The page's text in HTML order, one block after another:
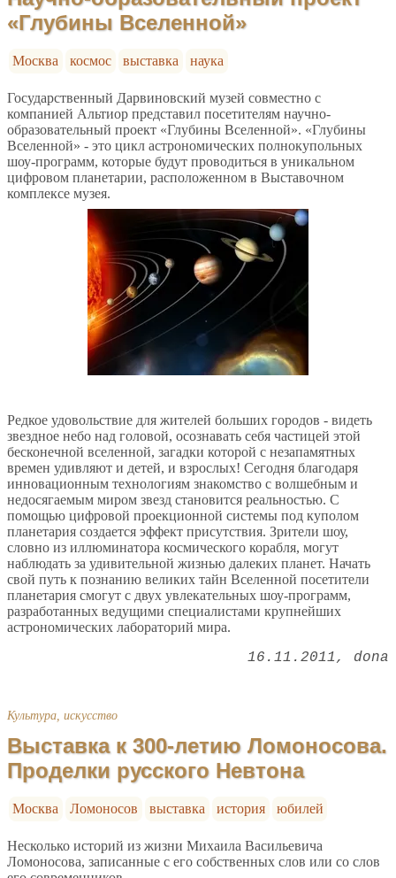
«Глубины Вселенной»
Москва космос выставка наука
Государственный Дарвиновский музей совместно с
компанией Альтиор представил посетителям научно-
образовательный проект «Глубины Вселенной». «Глубины
Вселенной» - это цикл астрономических полнокупольных
шоу-программ, которые будут проводиться в уникальном
цифровом планетарии, расположенном в Выставочном
комплексе музея.
Редкое удовольствие для жителей больших городов - видеть
звездное небо над головой, осознавать себя частицей этой
бесконечной вселенной, загадки которой с незапамятных
времен удивляют и детей, и взрослых! Сегодня благодаря
инновационным технологиям знакомство с волшебным и
недосягаемым миром звезд становится реальностью. С
помощью цифровой проекционной системы под куполом
планетария создается эффект присутствия. Зрители шоу,
словно из иллюминатора космического корабля, могут
наблюдать за удивительной жизнью далеких планет. Начать
свой путь к познанию великих тайн Вселенной посетители
планетария смогут с двух увлекательных шоу-программ,
разработанных ведущими специалистами крупнейших
астрономических лабораторий мира.
16.11.2011 dona
Культура, искусство
Выставка к 300-летию Ломоносова.
Проделки русского Невтона
Москва Ломоносов выставка история юбилей
Несколько историй из жизни Михаила Васильевича
Ломоносова, записанные с его собственных слов или со слов